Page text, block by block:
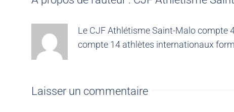
Le CJF Athlétisme Saint-Malo compte
compte 14 athlètes internationaux
Laisser un commentaire